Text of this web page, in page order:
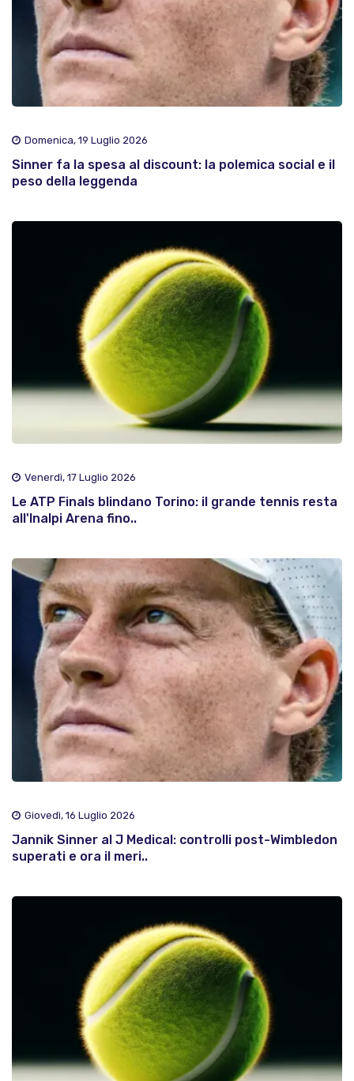
Domenica, 19 Luglio 2026
Sinner fa la spesa al discount: la polemica social e il
peso della leggenda
Venerdì, 17 Luglio 2026
Le ATP Finals blindano Torino: il grande tennis resta
all'Inalpi Arena fino..
Giovedì, 16 Luglio 2026
Jannik Sinner al J Medical: controlli post-Wimbledon
superati e ora il meri..